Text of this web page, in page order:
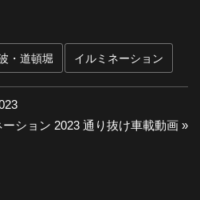
・道頓堀 イルミネーション
ション 2023 通り抜け車載動画